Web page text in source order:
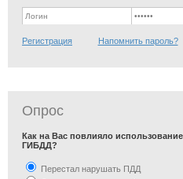
Регистрация Напомнить пароль?
Опрос
Как на Вас повлияло
ГИБДД?
Перестал нарушать ПДД